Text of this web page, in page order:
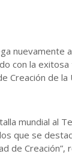
nuevamente
con la
Creación de
mundial al
que se
de Creación”,